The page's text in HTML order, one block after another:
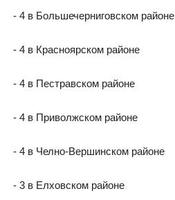
- 4 в Большечерниговском районе
- 4 в Красноярском районе
- 4 в Пестравском районе
- 4 в Приволжском районе
- 4 в Челно-Вершинском районе
- 3 в Елховском районе